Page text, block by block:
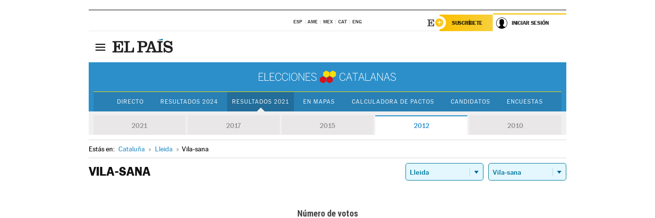
ESP AME MEX CAT ENG SUSCRÍBETE INICIAR SESIÓN
DIRECTO RESULTADOS 2024 RESULTADOS 2021 EN MAPAS CALCULADORA DE PACTOS CANDIDATOS ENCUESTAS
2021 2017 2015 2012 2010
Estás en: Cataluña » Lleida » Vila-sana
VILA-SANA
Número de votos